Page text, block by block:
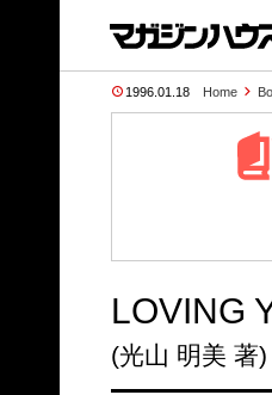
1996.01.18 Home
LOVING
(光山 明美 著)